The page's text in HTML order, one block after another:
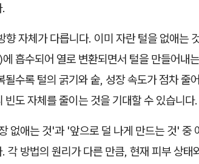
향 자체가 다릅니다. 이미 자란 털을 없애는
흡수되어 열로 변환되면서 털을 만들어내
수록 털의 굵기와 숱, 성장 속도가 점차 줄
도 자체를 줄이는 것을 기대할 수 있습니다.
없애는 것'과 '앞으로 덜 나게 만드는 것' 중
각 방법의 원리가 다른 만큼, 현재 피부 상태